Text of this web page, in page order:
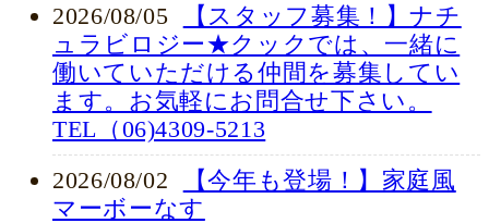
2026/08/05
【スタッフ募集！】ナチ
ュラビロジー★クックでは、一緒に
働いていただける仲間を募集してい
ます。お気軽にお問合せ下さい。
TEL（06)4309-5213
2026/08/02
【今年も登場！】家庭風
マーボーなす